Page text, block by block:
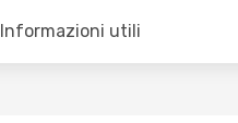
Informazioni utili